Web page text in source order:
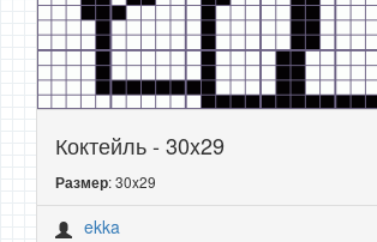
Коктейль - 30x29
Размер: 30x29
ekka